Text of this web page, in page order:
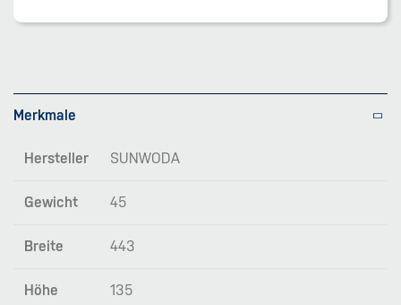
Merkmale
Hersteller SUNWODA
Gewicht 45
Breite 443
Höhe 135